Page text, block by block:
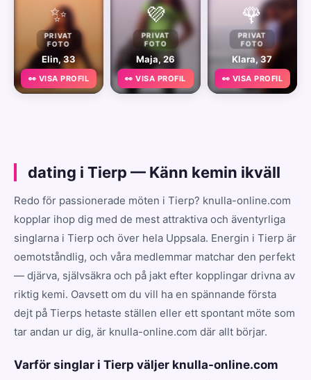
✨
PRIVAT
FOTO
Elin, 33
👀 VISA PROFIL
💜
PRIVAT
FOTO
Maja, 26
👀 VISA PROFIL
🌹
PRIVAT
FOTO
Klara, 37
👀 VISA PROFIL
dating i Tierp — Känn kemin ikväll
Redo för passionerade möten i Tierp? knulla-online.com
kopplar ihop dig med de mest attraktiva och äventyrliga
singlarna i Tierp och över hela Uppsala. Energin i Tierp är
oemotståndlig, och våra medlemmar matchar den perfekt
— djärva, självsäkra och på jakt efter kopplingar drivna av
riktig kemi. Oavsett om du vill ha en spännande första
dejt på Tierps hetaste ställen eller ett spontant möte som
tar andan ur dig, är knulla-online.com där allt börjar.
Varför singlar i Tierp väljer knulla-online.com